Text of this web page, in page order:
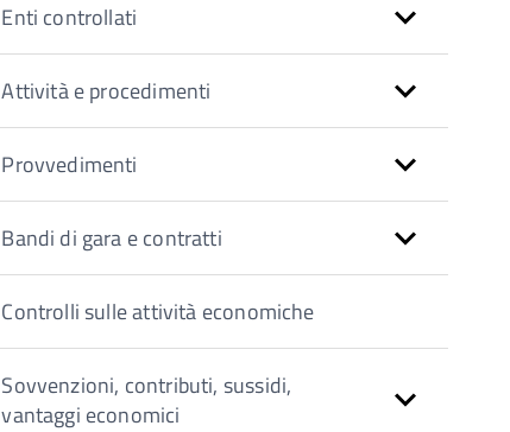
Enti controllati
Attività e procedimenti
Provvedimenti
Bandi di gara e contratti
Controlli sulle attività economiche
Sovvenzioni, contributi, sussidi,
vantaggi economici